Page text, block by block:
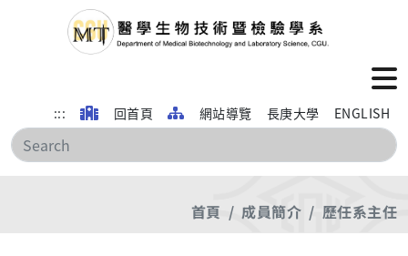
::: 回首頁 網站導覽 長庚大學 ENGLISH
搜
首頁 成員簡介 歷任系主任